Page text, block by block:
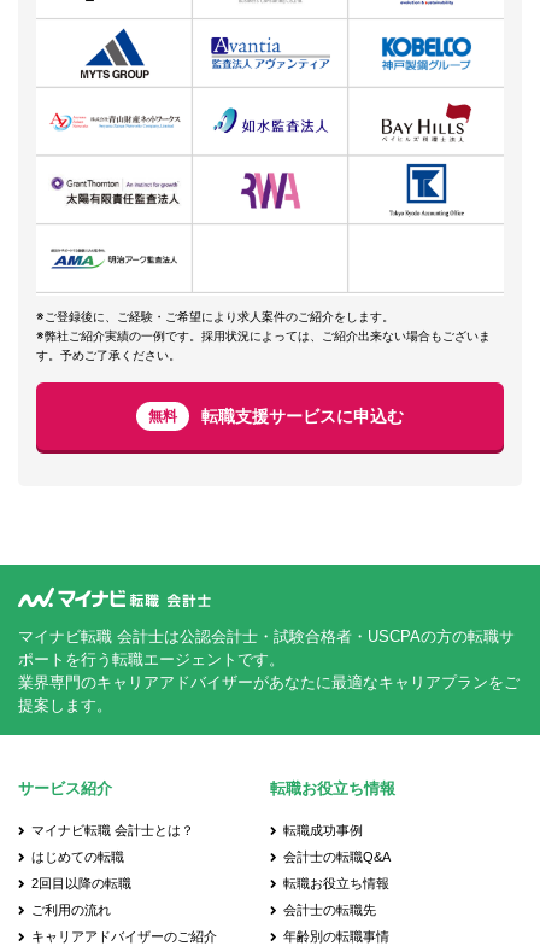
※ご登録後に、ご経験・ご希望により求人案件のご紹介をします。
※弊社ご紹介実績の一例です。採用状況によっては、ご紹介出来ない場合もございま
す。予めご了承ください。
無料 転職支援サービスに申込む
マイナビ転職 会計士は公認会計士・試験合格者・USCPAの方の転職サ
ポートを行う転職エージェントです。
業界専門のキャリアアドバイザーがあなたに最適なキャリアプランをご
提案します。
サービス紹介
マイナビ転職 会計士とは？
はじめての転職
2回目以降の転職
ご利用の流れ
キャリアアドバイザーのご紹介
転職お役立ち情報
転職成功事例
会計士の転職Q&A
転職お役立ち情報
会計士の転職先
年齢別の転職事情